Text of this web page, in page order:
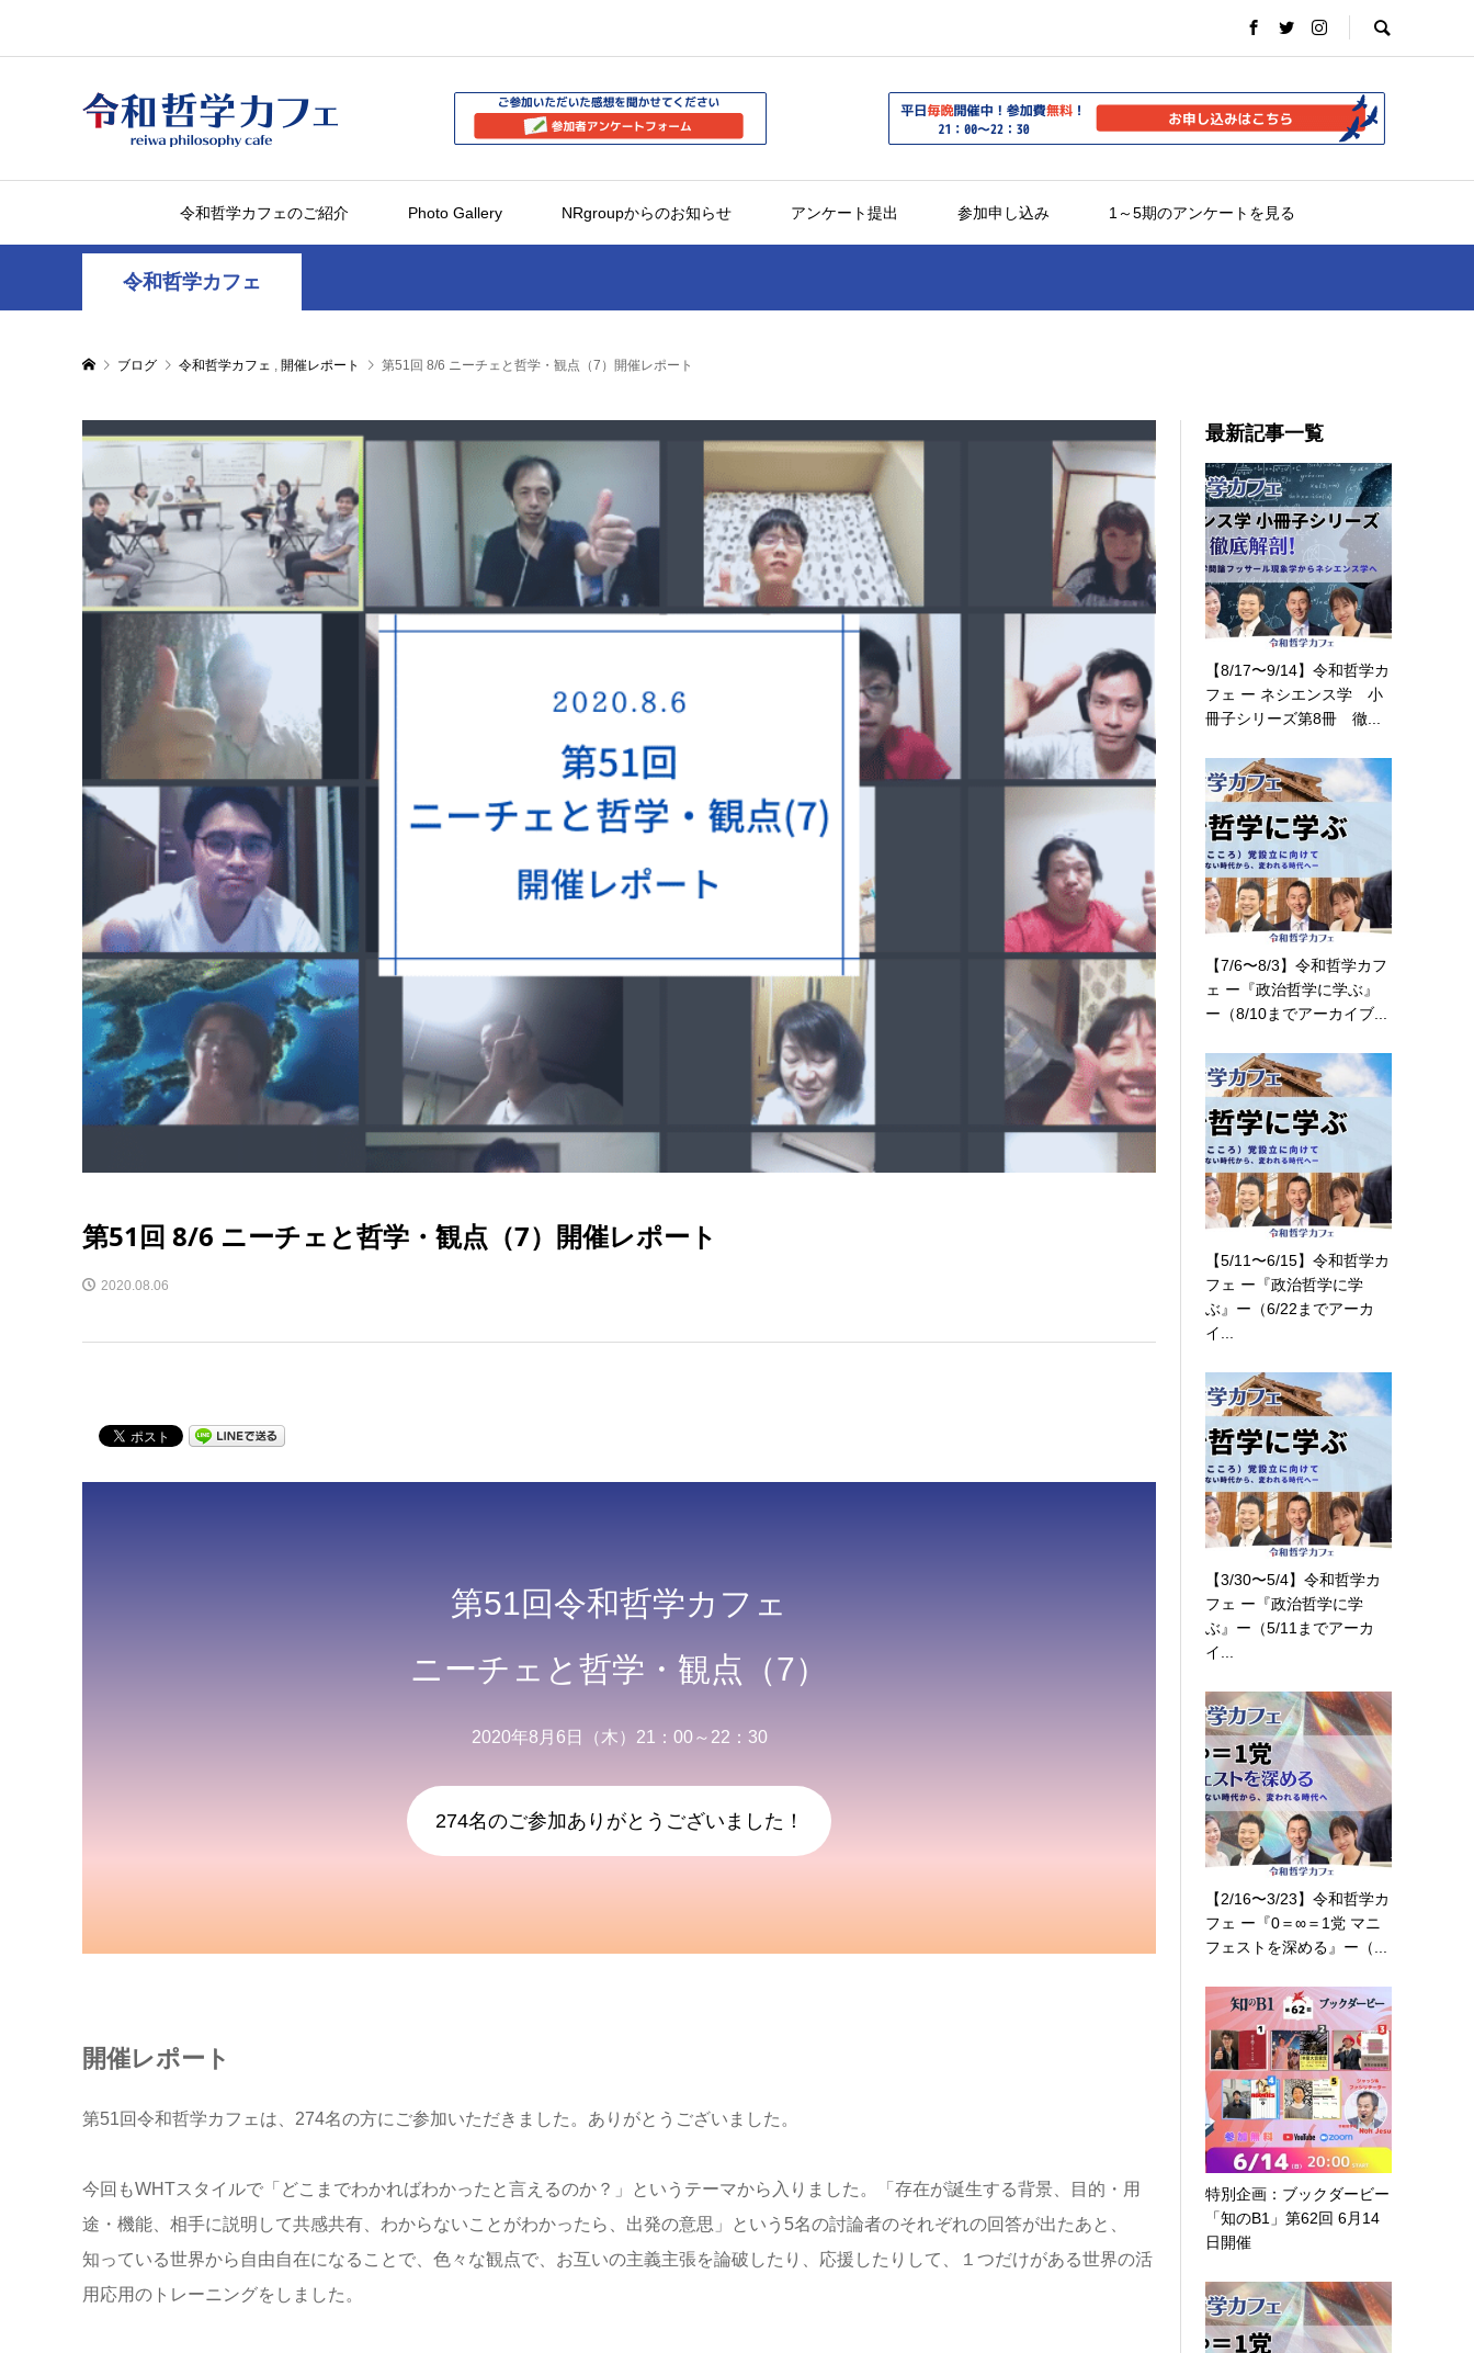
令和哲学カフェのご紹介 Photo Gallery NRgroupからのお知らせ アンケート提出 参加申し込み 1～5期のアンケートを見る
令和哲学カフェ
ブログ 令和哲学カフェ , 開催レポート 第51回 8/6 ニーチェと哲学・観点（7）開催レポート
第51回 8/6 ニーチェと哲学・観点（7）開催レポート
2020.08.06
第51回令和哲学カフェ
ニーチェと哲学・観点（7）
2020年8月6日（木）21：00～22：30
274名のご参加ありがとうございました！
開催レポート
第51回令和哲学カフェは、274名の方にご参加いただきました。ありがとうございました。
今回もWHTスタイルで「どこまでわかればわかったと言えるのか？」というテーマから入りました。「存在が誕生する背景、目的・用
途・機能、相手に説明して共感共有、わからないことがわかったら、出発の意思」という5名の討論者のそれぞれの回答が出たあと、
知っている世界から自由自在になることで、色々な観点で、お互いの主義主張を論破したり、応援したりして、１つだけがある世界の活
用応用のトレーニングをしました。
最新記事一覧
【8/17〜9/14】令和哲学カ
フェ ー ネシエンス学 小
冊子シリーズ第8冊 徹...
【7/6〜8/3】令和哲学カフ
ェ ー『政治哲学に学ぶ』
ー（8/10までアーカイブ...
【5/11〜6/15】令和哲学カ
フェ ー『政治哲学に学
ぶ』ー（6/22までアーカ
イ...
【3/30〜5/4】令和哲学カ
フェ ー『政治哲学に学
ぶ』ー（5/11までアーカ
イ...
【2/16〜3/23】令和哲学カ
フェ ー『0＝∞＝1党 マニ
フェストを深める』ー（...
特別企画：ブックダービー
「知のB1」第62回 6月14
日開催